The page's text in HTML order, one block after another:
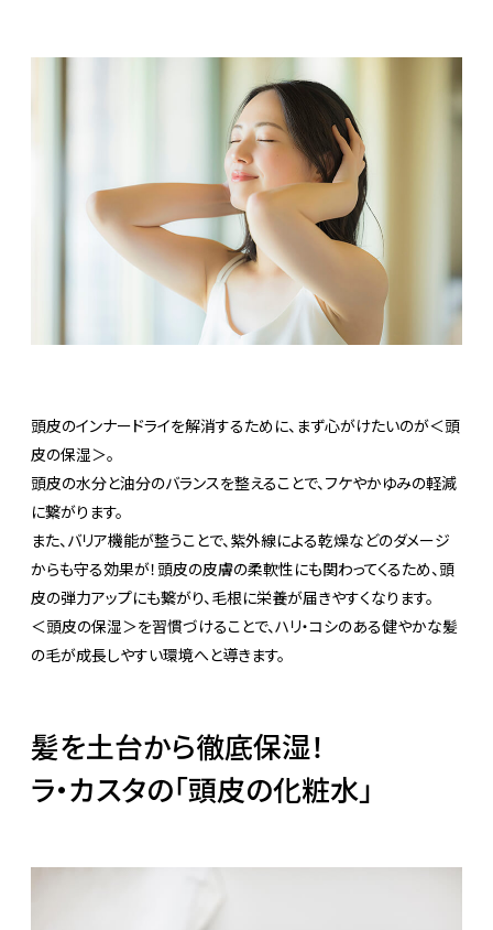
頭皮のインナードライを解消するために、まず心がけたいのが＜頭
皮の保湿＞。
頭皮の水分と油分のバランスを整えることで、フケやかゆみの軽減
に繋がります。
また、バリア機能が整うことで、紫外線による乾燥などのダメージ
からも守る効果が！頭皮の皮膚の柔軟性にも関わってくるため、頭
皮の弾力アップにも繋がり、毛根に栄養が届きやすくなります。
＜頭皮の保湿＞を習慣づけることで、ハリ・コシのある健やかな髪
の毛が成長しやすい環境へと導きます。
髪を土台から徹底保湿！
ラ・カスタの「頭皮の化粧水」